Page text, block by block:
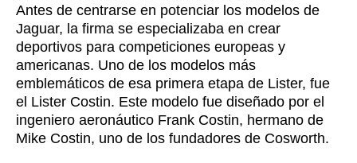
Antes de centrarse en potenciar los modelos de
Jaguar, la firma se especializaba en crear
deportivos para competiciones europeas y
americanas. Uno de los modelos más
emblemáticos de esa primera etapa de Lister, fue
el Lister Costin. Este modelo fue diseñado por el
ingeniero aeronáutico Frank Costin, hermano de
Mike Costin, uno de los fundadores de Cosworth.